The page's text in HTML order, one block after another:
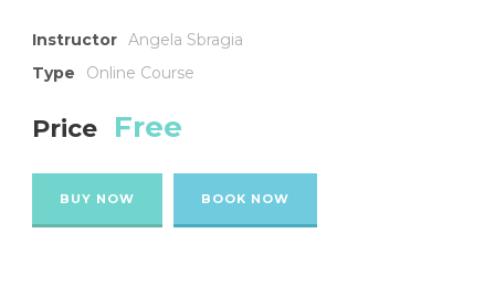
Instructor Angela Sbragia
Type
Online Course
Price Free
BUY NOW BOOK NOW